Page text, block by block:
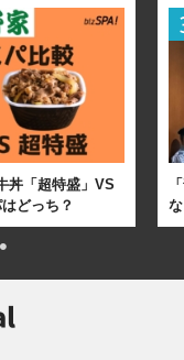
丼「超特盛」VS
どっち？